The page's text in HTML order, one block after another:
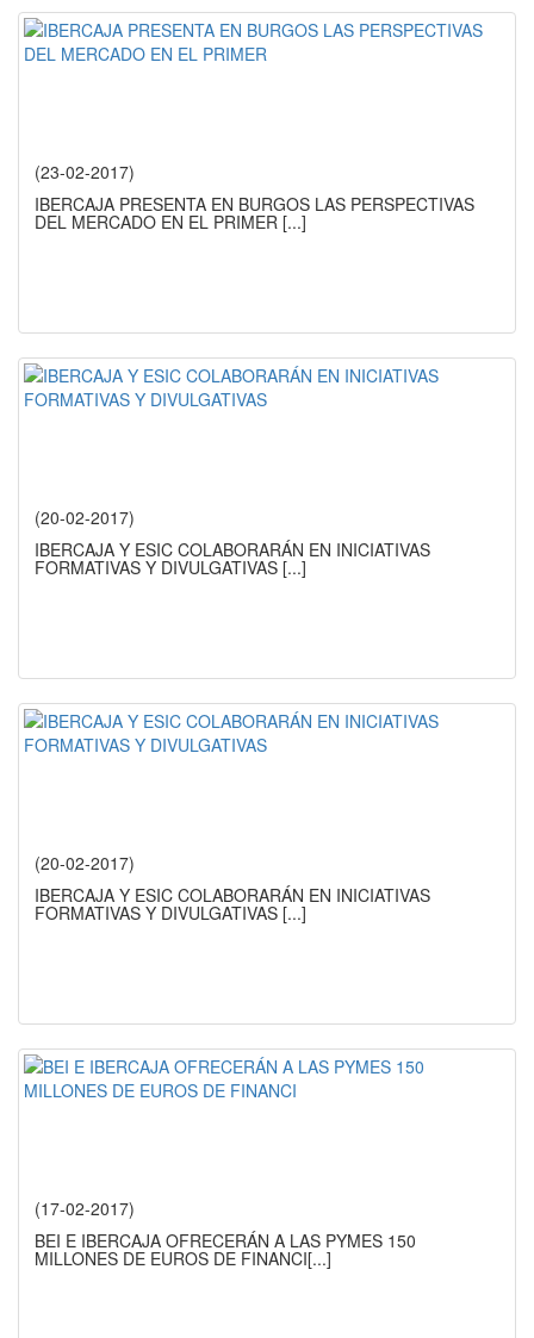
(23-02-2017)
IBERCAJA PRESENTA EN BURGOS LAS PERSPECTIVAS
DEL MERCADO EN EL PRIMER [...]
(20-02-2017)
IBERCAJA Y ESIC COLABORARÁN EN INICIATIVAS
FORMATIVAS Y DIVULGATIVAS [...]
(20-02-2017)
IBERCAJA Y ESIC COLABORARÁN EN INICIATIVAS
FORMATIVAS Y DIVULGATIVAS [...]
(17-02-2017)
BEI E IBERCAJA OFRECERÁN A LAS PYMES 150
MILLONES DE EUROS DE FINANCI[...]